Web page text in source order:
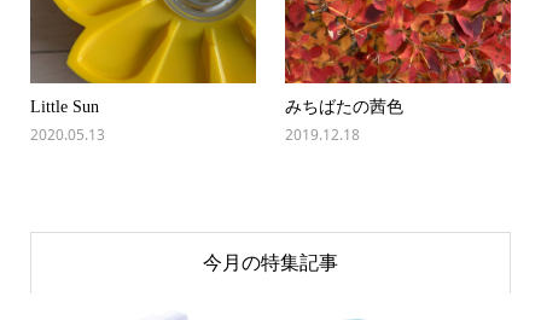
Little Sun
2020.05.13
みちばたの茜色
2019.12.18
今月の特集記事